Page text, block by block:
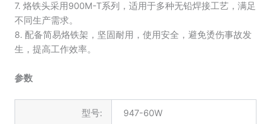
7. 烙铁头采用900M-T系列，适用于多种无铅焊接工艺，满足
不同生产需求。
8. 配备简易烙铁架，坚固耐用，使用安全，避免烫伤事故发
生，提高工作效率。
参数
型号: 947-60W